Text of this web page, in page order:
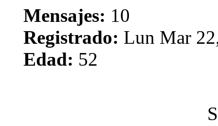
Mensajes: 10
Registrado: Lun Mar
Edad: 52